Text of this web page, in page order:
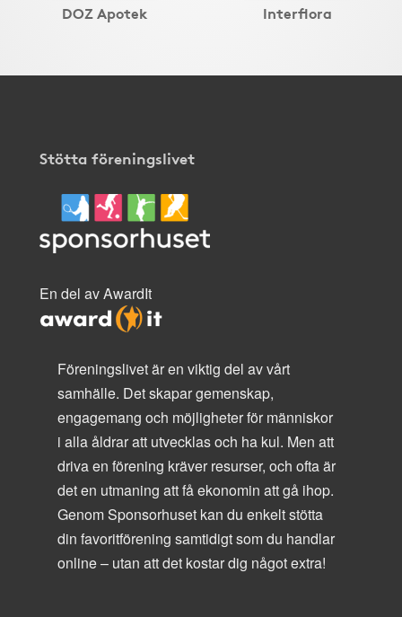
DOZ Apotek Interflora
Stötta föreningslivet
En del av AwardIt
Föreningslivet är en viktig del av vårt
samhälle. Det skapar gemenskap,
engagemang och möjligheter för människor
i alla åldrar att utvecklas och ha kul. Men att
driva en förening kräver resurser, och ofta är
det en utmaning att få ekonomin att gå ihop.
Genom Sponsorhuset kan du enkelt stötta
din favoritförening samtidigt som du handlar
online – utan att det kostar dig något extra!